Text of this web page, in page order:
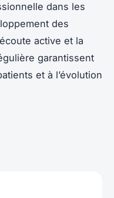
dans les
des
active et la
garantissent
et à l’évolution